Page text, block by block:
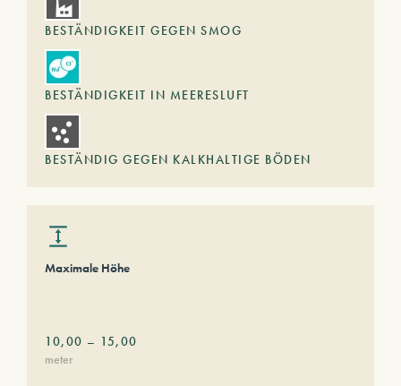
BESTÄNDIGKEIT GEGEN SMOG
BESTÄNDIGKEIT IN MEERESLUFT
BESTÄNDIG GEGEN KALKHALTIGE BÖDEN
Maximale Höhe
10,00 – 15,00
meter